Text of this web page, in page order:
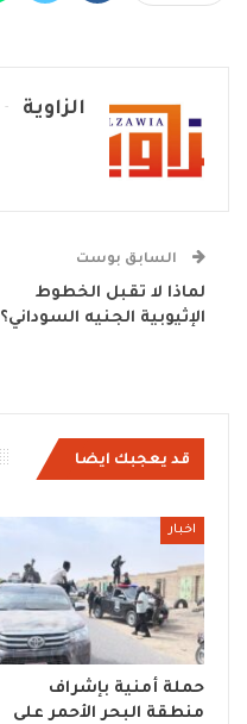
الزاوية
السابق بوست
لماذا لا تقبل الخطوط
الإثيوبية الجنيه السوداني؟
قد يعجبك ايضا
اخبار
حملة أمنية بإشراف
منطقة البحر الأحمر على